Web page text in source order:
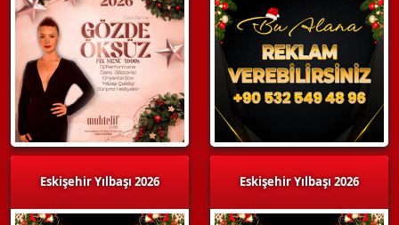
Eskişehir Yılbaşı 2026 Eskişehir Yılbaşı 2026